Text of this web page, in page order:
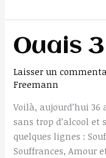
Ouais
Laisser un
Freemann
Voilà, aujourd’hui 36
sans trop d’alcool
quelques lignes :
Souffrances, Amour
Ouais
36
bougies
!